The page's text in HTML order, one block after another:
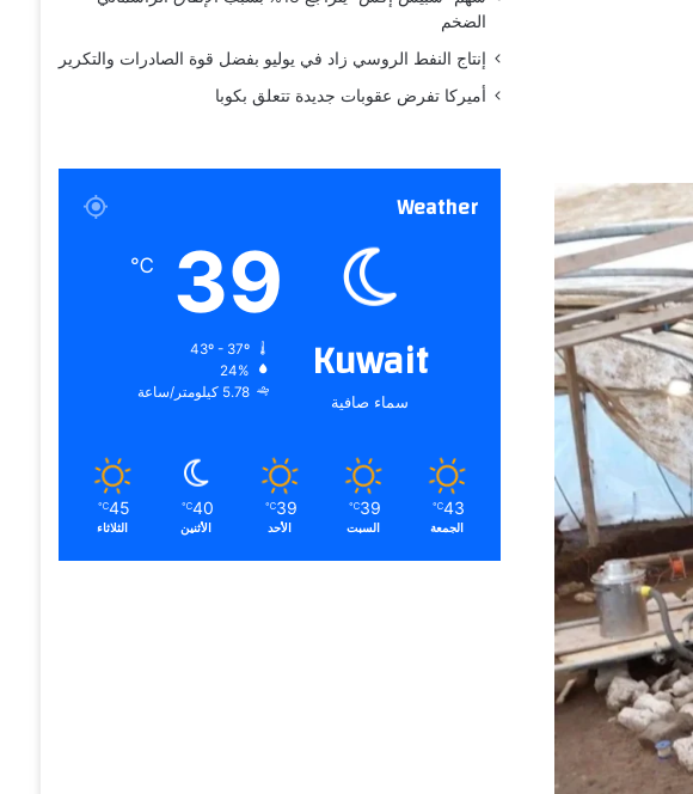
الضخم
إنتاج النفط الروسي زاد في يوليو بفضل قوة الصادرات والتكرير
أميركا تفرض عقوبات جديدة تتعلق بكوبا
Weather
Kuwait
سماء صافية
39
℃
24%
5.78 كيلومتر/ساعة
43
℃
الجمعة
39
℃
السبت
39
℃
الأحد
40
℃
الأثنين
45
℃
الثلاثاء